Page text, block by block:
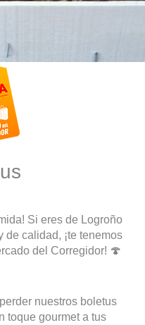
Si eres de Logroño
de calidad, ¡te tenemos
del Corregidor! 🍄
nuestros boletus
toque gourmet a tus